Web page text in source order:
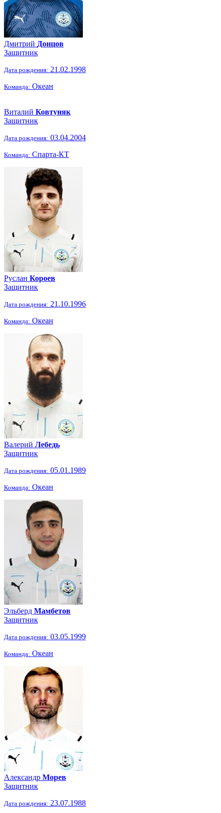
Дмитрий Донцов
Защитник
Дата рождения: 21.02.1998
Команда: Океан
Виталий Ковтуняк
Защитник
Дата рождения: 03.04.2004
Команда: Спарта-КТ
Руслан Короев
Защитник
Дата рождения: 21.10.1996
Команда: Океан
Валерий Лебедь
Защитник
Дата рождения: 05.01.1989
Команда: Океан
Эльберд Мамбетов
Защитник
Дата рождения: 03.05.1999
Команда: Океан
Александр Морев
Защитник
Дата рождения: 23.07.1988